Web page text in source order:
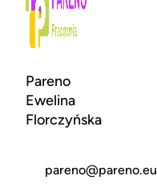
Pareno
Ewelina
Florczyńska
pareno@pareno.eu